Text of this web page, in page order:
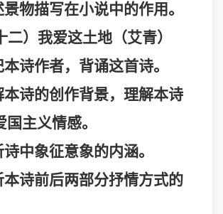
物描写在小说中的作用。
二）我爱这土地（艾青）
本诗作者，背诵这首诗。
本诗的创作背景，理解本诗
主义情感。
中象征意象的内涵。
本诗前后两部分抒情方式的